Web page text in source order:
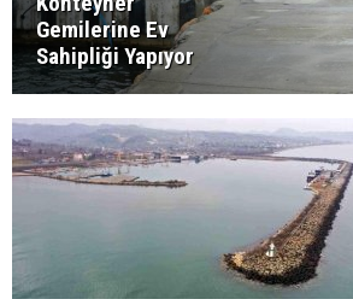
Gemilerine Ev
Sahipliği Yapıyor